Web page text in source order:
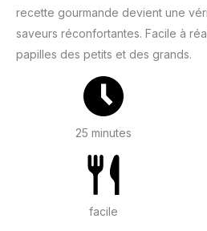
recette gourmande devient une
saveurs réconfortantes. Facile à
papilles des petits et des grands.
25 minutes
facile